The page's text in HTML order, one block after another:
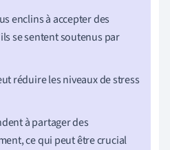
enclins à accepter des
se sentent soutenus par
réduire les niveaux de stress
à partager des
ce qui peut être crucial